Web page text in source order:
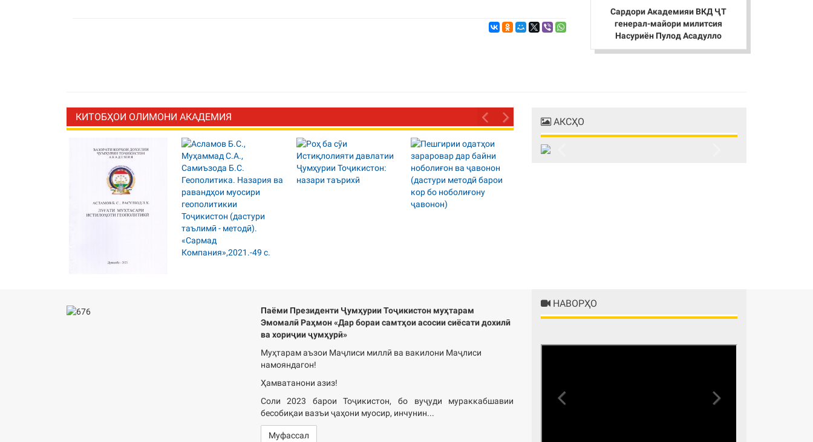
Сардори Академияи ВКД ҶТ
генерал-майори милитсия
Насуриён Пулод Асадулло
КИТОБҲОИ ОЛИМОНИ АКАДЕМИЯ АКСҲО
Паёми Президенти Ҷумҳурии Тоҷикистон муҳтарам
Эмомалӣ Раҳмон «Дар бораи самтҳои асосии сиёсати дохилӣ
ва хориҷии ҷумҳурӣ»
Муҳтарам аъзои Маҷлиси миллӣ ва вакилони Маҷлиси
намояндагон!
Ҳамватанони азиз!
Соли 2023 барои Тоҷикистон, бо вуҷуди мураккабшавии
бесобиқаи вазъи ҷаҳони муосир, инчунин...
Муфассал
НАВОРҲО